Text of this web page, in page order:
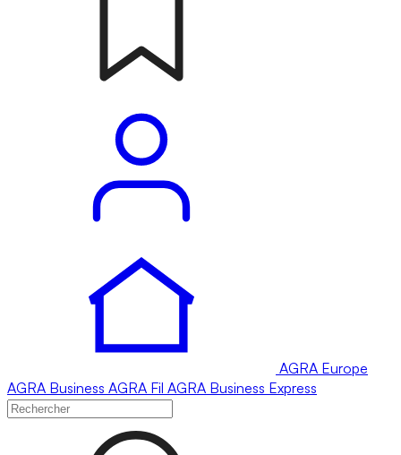
AGRA Europe
AGRA Business AGRA Fil AGRA Business Express